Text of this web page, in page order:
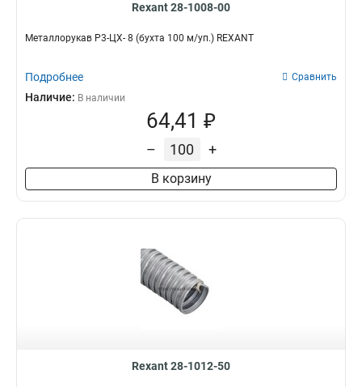
Rexant 28-1008-00
Металлорукав Р3-ЦХ- 8 (бухта 100 м/уп.) REXANT
Подробнее Сравнить
Наличие: В наличии
64,41 ₽
– +
В корзину
Rexant 28-1012-50